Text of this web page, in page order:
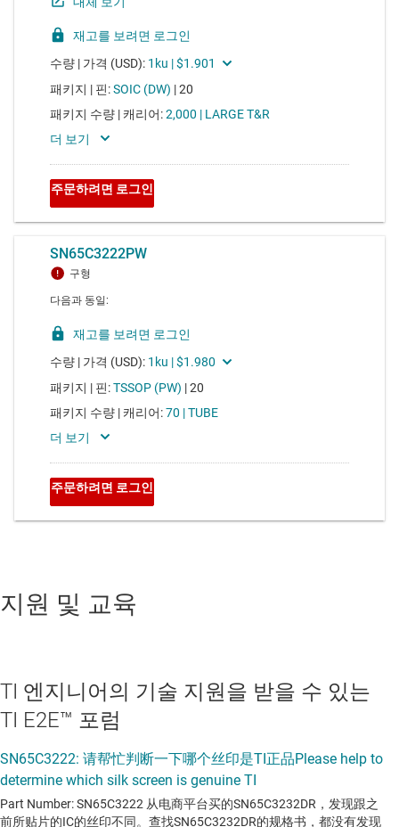
지원 및 교육
TI 엔지니어의 기술 지원을 받을 수 있는
TI E2E™ 포럼